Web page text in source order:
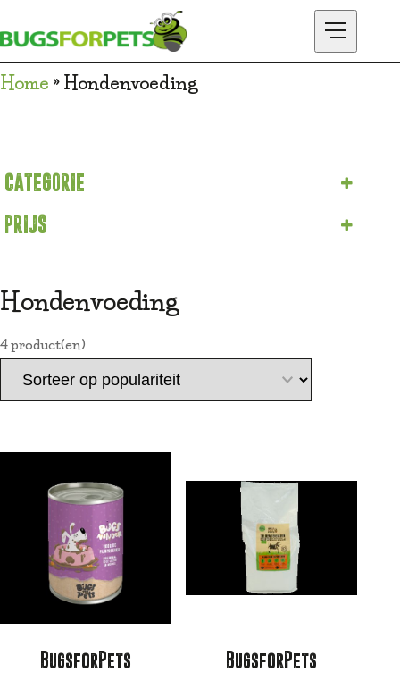
ONTDEK BUGSFORPETS
Home » Hondenvoeding
CATEGORIE
Hondenvoeding
PRIJS
Hondenvoeding
4product(en)
BugsforPets
BugsforPets